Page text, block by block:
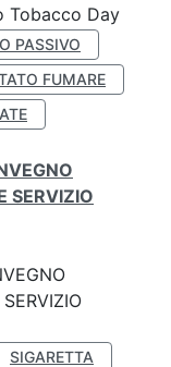
Tobacco Day
PASSIVO
FUMARE
SERVIZIO
SIGARETTA